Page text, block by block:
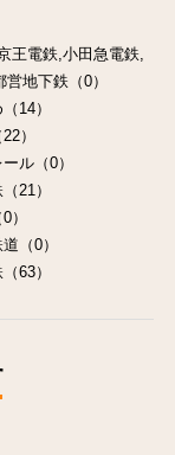
王電鉄,小田急電鉄,
地下鉄（0）
14）
）
ル（0）
21）
）
（0）
63）